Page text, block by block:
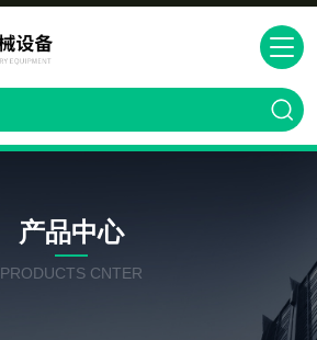
产品中心
PRODUCTS CNTER